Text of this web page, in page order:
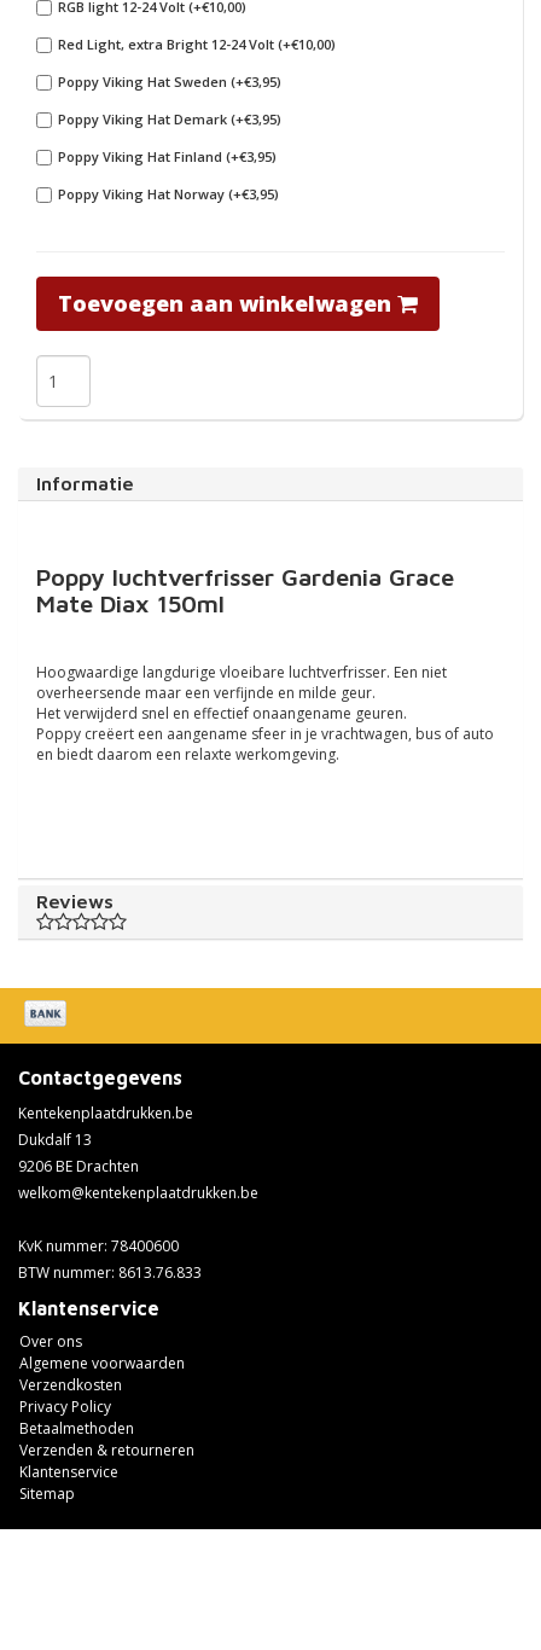
RGB light 12-24 Volt (+€10,00)
Red Light, extra Bright 12-24 Volt (+€10,00)
Poppy Viking Hat Sweden (+€3,95)
Poppy Viking Hat Demark (+€3,95)
Poppy Viking Hat Finland (+€3,95)
Poppy Viking Hat Norway (+€3,95)
Toevoegen aan winkelwagen
Informatie
Poppy luchtverfrisser Gardenia Grace
Mate Diax 150ml
Hoogwaardige langdurige vloeibare luchtverfrisser. Een niet
overheersende maar een verfijnde en milde geur.
Het verwijderd snel en effectief onaangename geuren.
Poppy creëert een aangename sfeer in je vrachtwagen, bus of auto
en biedt daarom een relaxte werkomgeving.
Reviews
Contactgegevens
Kentekenplaatdrukken.be
Dukdalf 13
9206 BE Drachten
welkom@kentekenplaatdrukken.be
KvK nummer: 78400600
BTW nummer: 8613.76.833
Klantenservice
Over ons
Algemene voorwaarden
Verzendkosten
Privacy Policy
Betaalmethoden
Verzenden & retourneren
Klantenservice
Sitemap